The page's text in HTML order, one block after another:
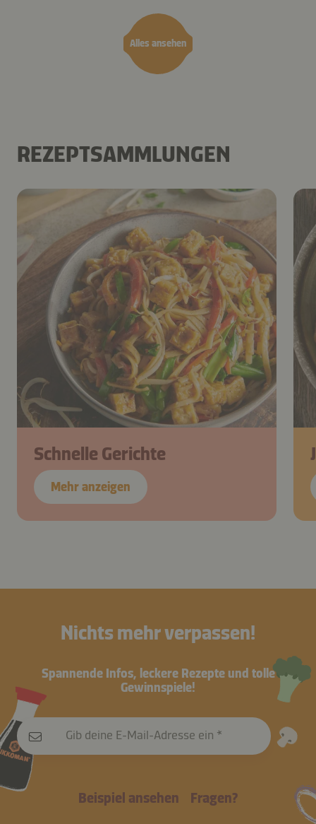
Alles ansehen
REZEPTSAMMLUNGEN
Schnelle Gerichte
Mehr anzeigen
Nichts mehr verpassen!
Spannende Infos, leckere Rezepte und tolle
Gewinnspiele!
Gib deine E-Mail-Adresse ein
Beispiel ansehen Fragen?